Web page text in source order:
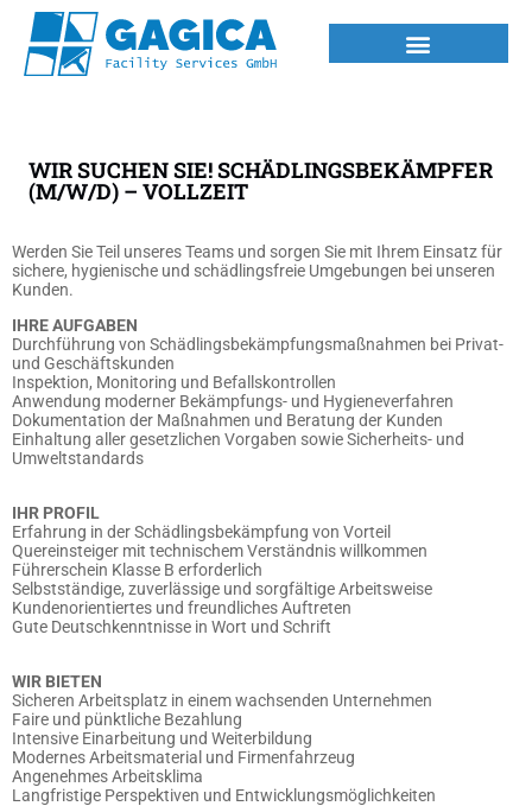
WIR SUCHEN SIE! SCHÄDLINGSBEKÄMPFER
(M/W/D) – VOLLZEIT
Werden Sie Teil unseres Teams und sorgen Sie mit Ihrem Einsatz für
sichere, hygienische und schädlingsfreie Umgebungen bei unseren
Kunden.
IHRE AUFGABEN
Durchführung von Schädlingsbekämpfungsmaßnahmen bei Privat-
und Geschäftskunden
Inspektion, Monitoring und Befallskontrollen
Anwendung moderner Bekämpfungs- und Hygieneverfahren
Dokumentation der Maßnahmen und Beratung der Kunden
Einhaltung aller gesetzlichen Vorgaben sowie Sicherheits- und
Umweltstandards
IHR PROFIL
Erfahrung in der Schädlingsbekämpfung von Vorteil
Quereinsteiger mit technischem Verständnis willkommen
Führerschein Klasse B erforderlich
Selbstständige, zuverlässige und sorgfältige Arbeitsweise
Kundenorientiertes und freundliches Auftreten
Gute Deutschkenntnisse in Wort und Schrift
WIR BIETEN
Sicheren Arbeitsplatz in einem wachsenden Unternehmen
Faire und pünktliche Bezahlung
Intensive Einarbeitung und Weiterbildung
Modernes Arbeitsmaterial und Firmenfahrzeug
Angenehmes Arbeitsklima
Langfristige Perspektiven und Entwicklungsmöglichkeiten